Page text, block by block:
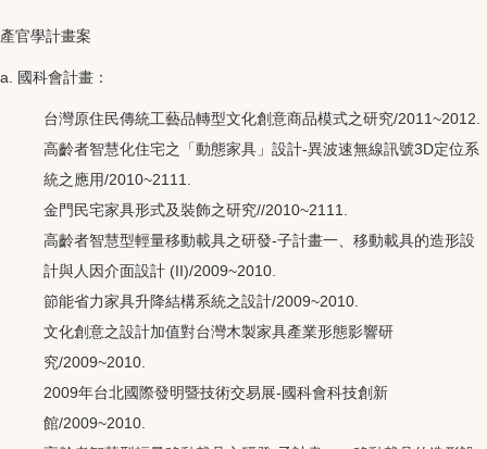
產官學計畫案
a. 國科會計畫：
台灣原住民傳統工藝品轉型文化創意商品模式之研究/2011~2012.
高齡者智慧化住宅之「動態家具」設計-異波速無線訊號3D定位系
統之應用/2010~2111.
金門民宅家具形式及裝飾之研究//2010~2111.
高齡者智慧型輕量移動載具之研發-子計畫一、移動載具的造形設
計與人因介面設計 (II)/2009~2010.
節能省力家具升降結構系統之設計/2009~2010.
文化創意之設計加值對台灣木製家具產業形態影響研
究/2009~2010.
2009年台北國際發明暨技術交易展-國科會科技創新
館/2009~2010.